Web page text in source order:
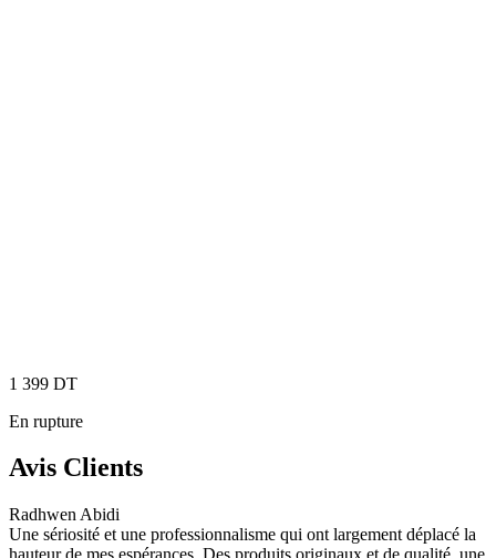
1 399 DT
En rupture
Avis Clients
Radhwen Abidi
Une sériosité et une professionnalisme qui ont largement déplacé la